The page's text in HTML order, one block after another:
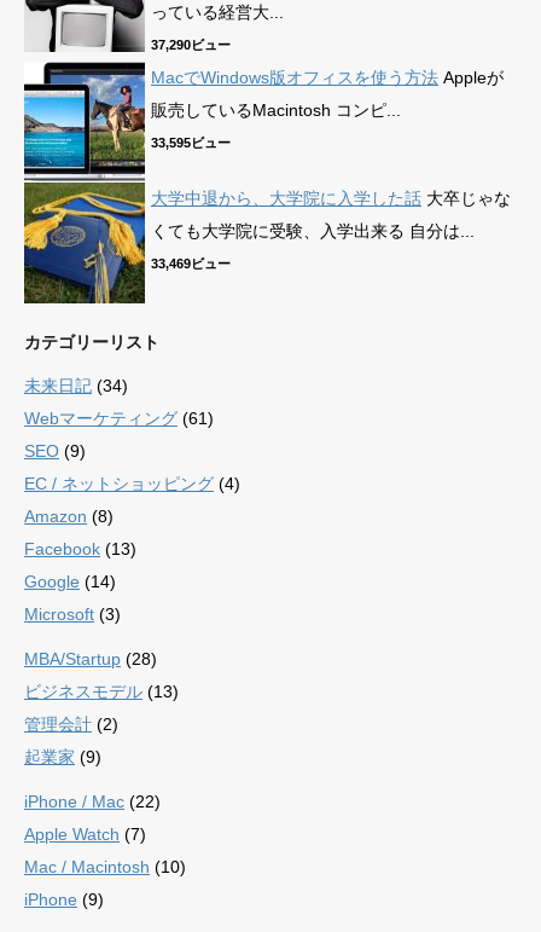
っている経営大...
37,290ビュー
MacでWindows版オフィスを使う方法 Appleが
販売しているMacintosh コンピ...
33,595ビュー
大学中退から、大学院に入学した話 大卒じゃな
くても大学院に受験、入学出来る 自分は...
33,469ビュー
カテゴリーリスト
未来日記 (34)
Webマーケティング (61)
SEO (9)
EC / ネットショッピング (4)
Amazon (8)
Facebook (13)
Google (14)
Microsoft (3)
MBA/Startup (28)
ビジネスモデル (13)
管理会計 (2)
起業家 (9)
iPhone / Mac (22)
Apple Watch (7)
Mac / Macintosh (10)
iPhone (9)